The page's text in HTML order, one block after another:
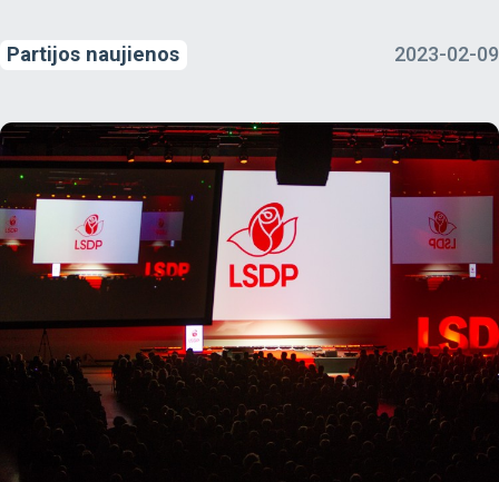
Partijos naujienos 2023-02-09